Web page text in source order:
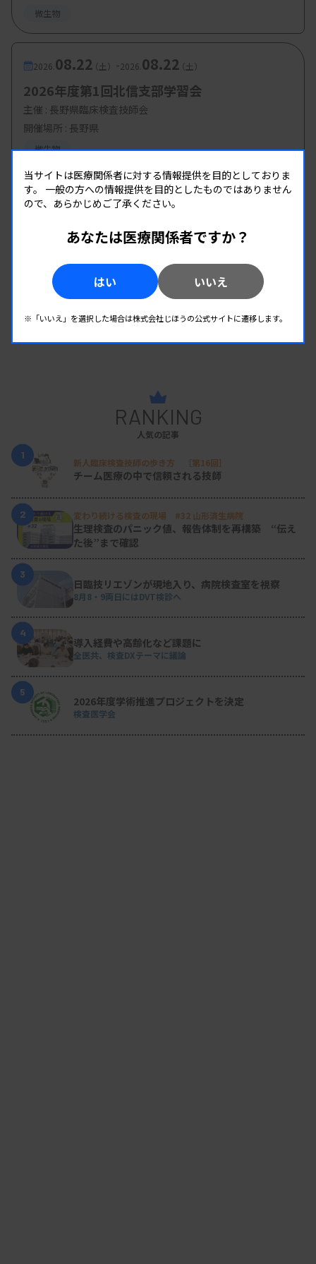
微生物
2026. 08.22（土） -2026. 08.22（土）
2026年度第1回北信支部学習会
主催 : 長野県臨床検査技師会
開催場所 : 長野県
微生物
RANKING
人気の記事
1
新人臨床検査技師の歩き方 ［第16回］
チーム医療の中で信頼される技師
2 変わり続ける検査の現場 #32 山形済生病院
生理検査のパニック値、報告体制を再構築 “伝え
た後”まで確認
3
日臨技リエゾンが現地入り、病院検査室を視察
8月8・9両日にはDVT検診へ
4
導入経費や高齢化など課題に
全医共、検査DXテーマに議論
5
2026年度学術推進プロジェクトを決定
検査医学会
当サイトは医療関係者に対する情報提供を目的としておりま
す。 一般の方への情報提供を目的としたものではありません
ので、あらかじめご了承ください。
あなたは医療関係者ですか？
はい いいえ
※「いいえ」を選択した場合は株式会社じほうの公式サイトに遷移します。